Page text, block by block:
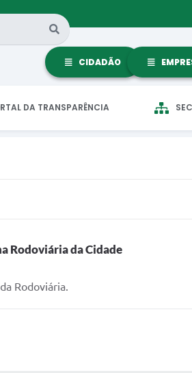
CIDADÃO
DA TRANSPARÊNCIA
Rodoviária da Cidade
Rodoviária.